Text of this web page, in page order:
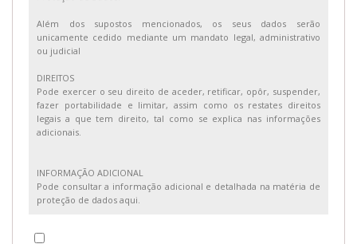
Além dos supostos mencionados, os seus dados serão
unicamente cedido mediante um mandato legal, administrativo
ou judicial
DIREITOS
Pode exercer o seu direito de aceder, retificar, opôr, suspender,
fazer portabilidade e limitar, assim como os restates direitos
legais a que tem direito, tal como se explica nas informações
adicionais.
INFORMAÇÃO ADICIONAL
Pode consultar a informação adicional e detalhada na matéria de
proteção de dados aqui.